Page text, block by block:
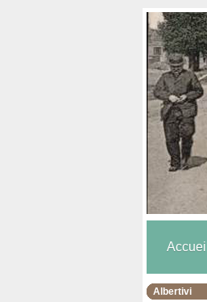
Accueil
Albertivi